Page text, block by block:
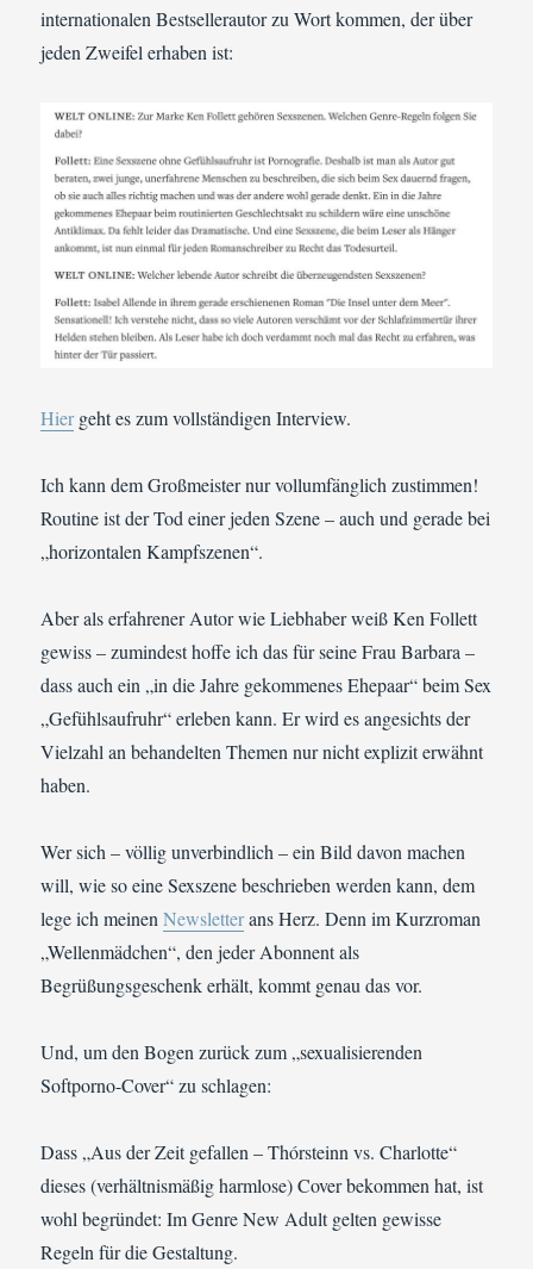
internationalen Bestsellerautor zu Wort kommen, der über
jeden Zweifel erhaben ist:
Hiergeht es zum vollständigen Interview.
Ich kann dem Großmeister nur vollumfänglich zustimmen!
Routine ist der Tod einer jeden Szene – auch und gerade bei
„horizontalen Kampfszenen“.
Aber als erfahrener Autor wie Liebhaber weiß Ken Follett
gewiss – zumindest hoffe ich das für seine Frau Barbara –
dass auch ein „in die Jahre gekommenes Ehepaar“ beim Sex
„Gefühlsaufruhr“ erleben kann. Er wird es angesichts der
Vielzahl an behandelten Themen nur nicht explizit erwähnt
haben.
Wer sich – völlig unverbindlich – ein Bild davon machen
will, wie so eine Sexszene beschrieben werden kann, dem
lege ich meinenNewsletterans Herz. Denn im Kurzroman
„Wellenmädchen“, den jeder Abonnent als
Begrüßungsgeschenk erhält, kommt genau das vor.
Und, um den Bogen zurück zum „sexualisierenden
Softporno-Cover“ zu schlagen:
Dass „Aus der Zeit gefallen – Thórsteinn vs. Charlotte“
dieses (verhältnismäßig harmlose) Cover bekommen hat, ist
wohl begründet: Im Genre New Adult gelten gewisse
Regeln für die Gestaltung.